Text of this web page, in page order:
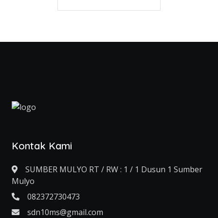
Kontak Kami
SUMBER MULYO RT / RW : 1 / 1 Dusun 1 Sumber
Mulyo
082372730473
sdn10ms@gmail.com